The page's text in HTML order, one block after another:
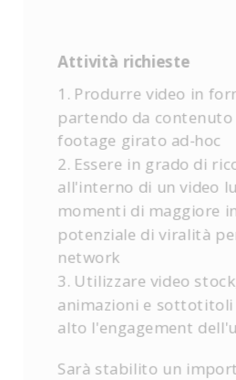
Attività richieste
1. Produrre video in
partendo da contenuto
footage girato ad-hoc
2. Essere in grado di
all'interno di un video
momenti di maggiore
potenziale di viralità
network
3. Utilizzare video
animazioni e
alto l'engagement
Sarà stabilito un